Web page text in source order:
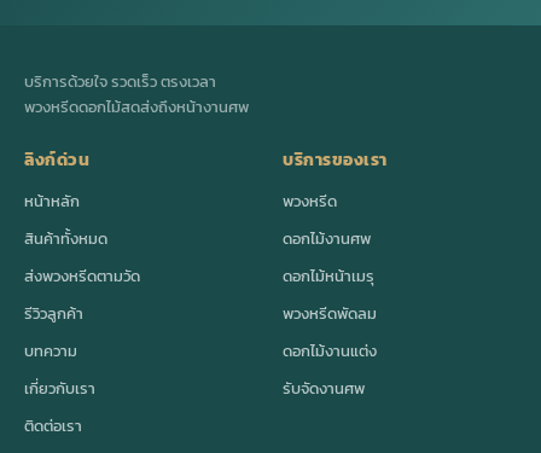
บริการด้วยใจ รวดเร็ว ตรงเวลา
พวงหรีดดอกไม้สดส่งถึงหน้างานศพ
ลิงก์ด่วน
หน้าหลัก
สินค้าทั้งหมด
ส่งพวงหรีดตามวัด
รีวิวลูกค้า
บทความ
เกี่ยวกับเรา
ติดต่อเรา
บริการของเรา
พวงหรีด
ดอกไม้งานศพ
ดอกไม้หน้าเมรุ
พวงหรีดพัดลม
ดอกไม้งานแต่ง
รับจัดงานศพ